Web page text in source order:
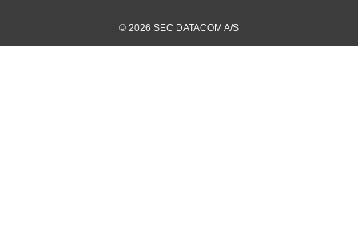
© 2026 SEC DATACOM A/S